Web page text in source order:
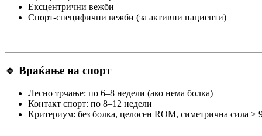
Ексцентрични вежби
Спорт-специфични вежби (за активни пациенти)
🔹 Враќање на спорт
Лесно трчање: по 6–8 недели (ако нема болка)
Контакт спорт: по 8–12 недели
Критериум: без болка, целосен ROM, симетрична сила ≥